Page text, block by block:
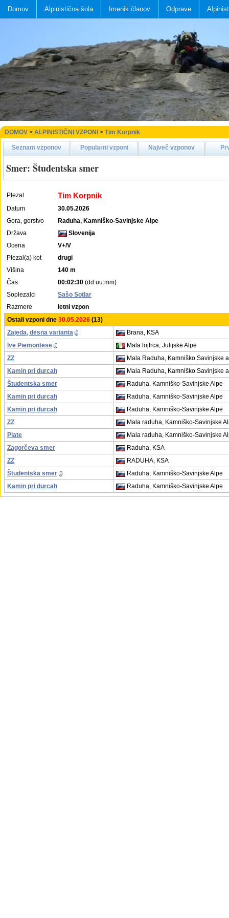
Domov Alpinistična šola Imenik članov Odprave
DOMOV > ALPINISTIČNI VZPONI > Tim Korpnik
Seznam vzponov Popularni vzponi Največ vzponov
Smer: Študentska smer
Plezal Tim Korpnik
Datum
30.05.2026
Gora, gorstvo
Raduha, Kamniško-Savinjske Alpe
Država
Slovenija
Ocena
V+/V
Plezal(a) kot
drugi
Višina
140 m
Čas
00:02:30 (dd:uu:mm)
Soplezalci
Sašo Sotlar
Razmere
letni vzpon
Ostali vzponi dne 30.05.2026 (13)
Zajeda, desna varianta
Brana, KSA
Ive Piemontese
Mala lojtrca, Julijske Alpe
ZZ
Mala Raduha, Kamniško Savinjske
Kamin pri durcah
Mala Raduha, Kamniško Savinjske
Študentska smer
Raduha, Kamniško-Savinjske Alpe
Kamin pri durcah
Raduha, Kamniško-Savinjske Alpe
Kamin pri durcah
Raduha, Kamniško-Savinjske Alpe
ZZ
Mala raduha, Kamniško-Savinjske
Plate
Mala raduha, Kamniško-Savinjske
Zagorčeva smer
Raduha, KSA
ZZ
RADUHA, KSA
Študentska smer
Raduha, Kamniško-Savinjske Alpe
Kamin pri durcah
Raduha, Kamniško-Savinjske Alpe